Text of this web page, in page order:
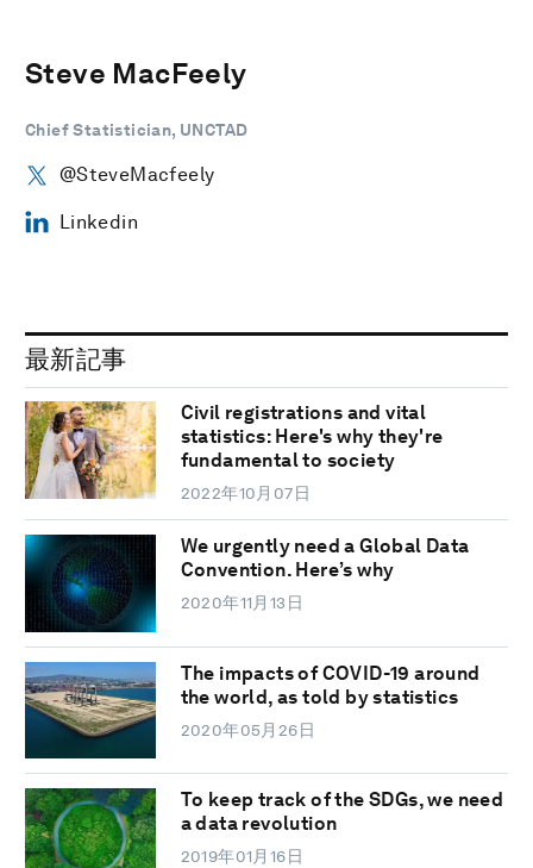
Steve MacFeely
Chief Statistician, UNCTAD
@SteveMacfeely
Linkedin
最新記事
Civil registrations and vital
statistics: Here's why they're
fundamental to society
2022年10月07日
We urgently need a Global Data
Convention. Here’s why
2020年11月13日
The impacts of COVID-19 around
the world, as told by statistics
2020年05月26日
To keep track of the SDGs, we need
a data revolution
2019年01月16日